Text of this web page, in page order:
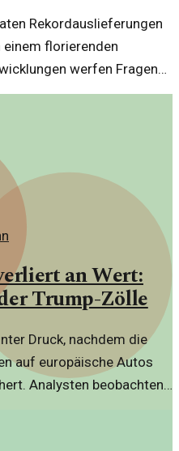
Rekordauslieferungen
florierenden
werfen Fragen
an Wert:
Trump-Zölle
Druck, nachdem die
auf europäische Autos
Analysten beobachten